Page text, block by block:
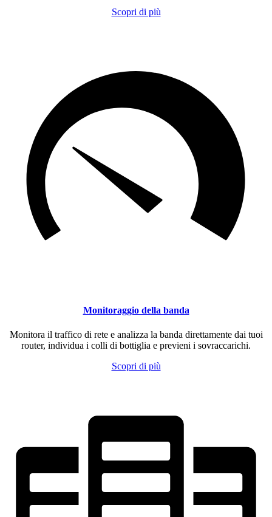
Scopri di più
Monitoraggio della banda
Monitora il traffico di rete e analizza la banda direttamente dai tuoi
router, individua i colli di bottiglia e previeni i sovraccarichi.
Scopri di più